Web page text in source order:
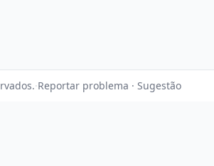
·Reportar problema · Sugestão